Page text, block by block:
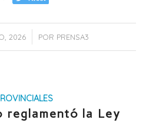
2026 POR PRENSA3
reglamentó la Ley